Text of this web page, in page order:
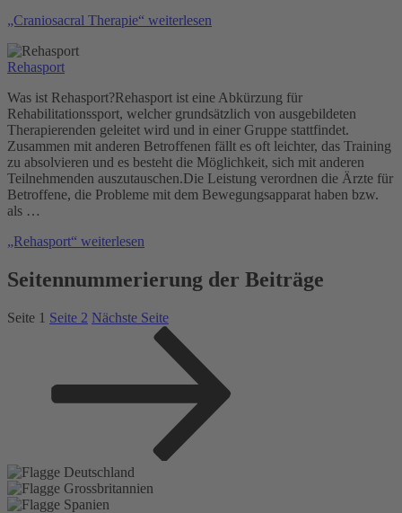
„Craniosacral Therapie“ weiterlesen
Rehasport
Was ist Rehasport?Rehasport ist eine Abkürzung für
Rehabilitationssport, welcher grundsätzlich von ausgebildeten
Therapierenden geleitet wird und in einer Gruppe stattfindet.
Zusammen mit anderen Betroffenen fällt es oft leichter, das Training
zu absolvieren und es besteht die Möglichkeit, sich mit anderen
Teilnehmenden auszutauschen.Die Leistung verordnen die Ärzte für
Betroffene, die Probleme mit dem Bewegungsapparat haben bzw.
als …
„Rehasport“ weiterlesen
Seitennummerierung der Beiträge
Seite 1 Seite 2 Nächste Seite